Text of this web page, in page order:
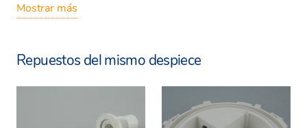
Mostrar más
Repuestos del mismo despiece